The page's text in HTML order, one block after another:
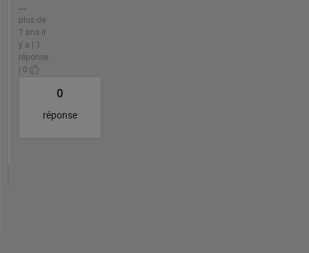
...
plus de
7 ans il
y a | 1
réponse
| 0
0
réponse